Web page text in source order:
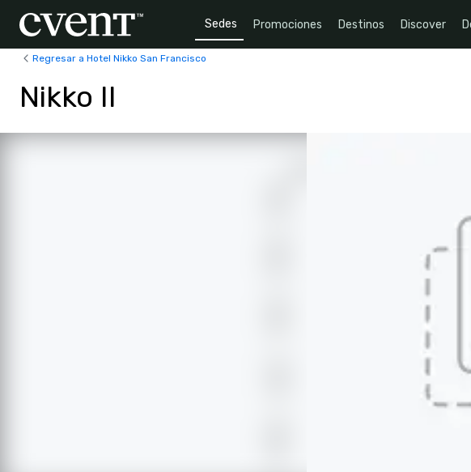
Sedes Promociones Destinos Discover
Regresar a Hotel Nikko San Francisco
Nikko II